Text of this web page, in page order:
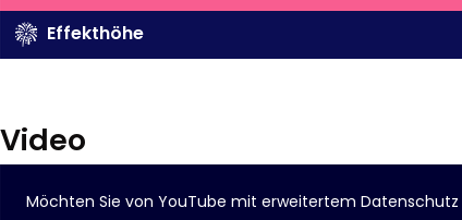
Effekthöhe
Video
Möchten Sie vonYouTube mit erweitertem Datenschutz